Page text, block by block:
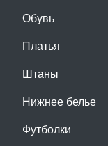
Обувь
Платья
Штаны
Нижнее белье
Футболки